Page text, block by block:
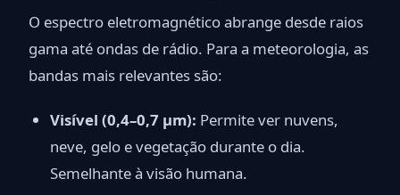
O espectro eletromagnético abrange desde raios
gama até ondas de rádio. Para a meteorologia, as
bandas mais relevantes são:
Visível (0,4–0,7 µm): Permite ver nuvens,
neve, gelo e vegetação durante o dia.
Semelhante à visão humana.